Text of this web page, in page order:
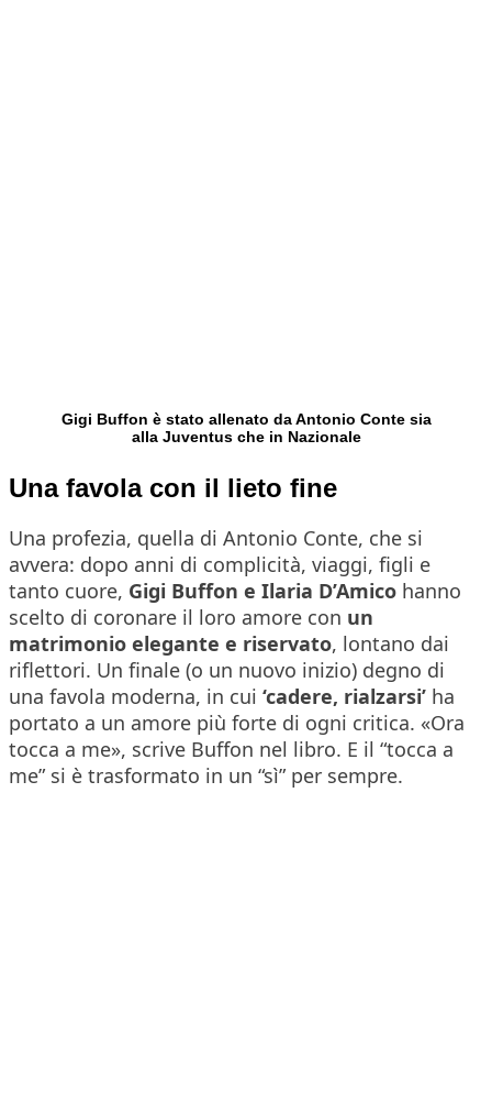
Gigi Buffon è stato allenato da Antonio Conte sia
alla Juventus che in Nazionale
Una favola con il lieto fine
Una profezia, quella di Antonio Conte, che si
avvera: dopo anni di complicità, viaggi, figli e
tanto cuore, Gigi Buffon e Ilaria D’Amico hanno
scelto di coronare il loro amore con un
matrimonio elegante e riservato, lontano dai
riflettori. Un finale (o un nuovo inizio) degno di
una favola moderna, in cui ‘cadere, rialzarsi’ ha
portato a un amore più forte di ogni critica. «Ora
tocca a me», scrive Buffon nel libro. E il “tocca a
me” si è trasformato in un “sì” per sempre.